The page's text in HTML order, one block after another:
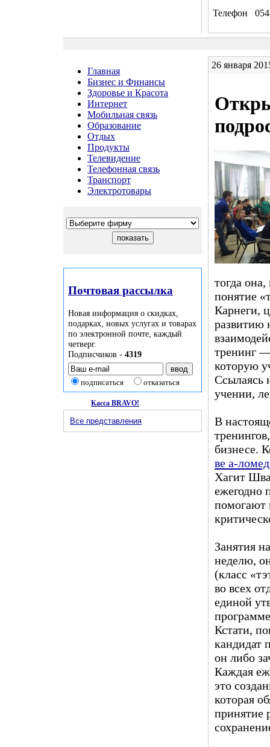
Телефон
Главная
Бизнес и Финансы
Здоровье и Красота
Интернет
Мобильная связь
Образование
Отдых
Продукты
Телевидение
Телефонная связь
Транспорт
Электротовары
Почтовая рассылка
Новая информация о скидках,
подарках, новых услугах и товарах
по электронной почте, каждый
четверг.
Подписчиков - 4319
подписаться отказаться
Касса BRAVO!
Все представления
26 января
тогда
понятие
Карнеги,
развитию
тренинг —
которую
Ссылаясь
учении,
В
бизнесе.
ве а-
Хагит
ежегодно
помогают
Занятия
неделю,
(класс
во всех
единой
Кстати,
кандидат
он либо
Каждая
это
которая
принятие